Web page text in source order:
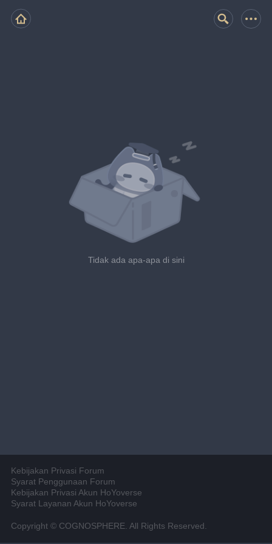
Tidak ada apa-apa di sini
Kebijakan Privasi Forum
Syarat Penggunaan Forum
Kebijakan Privasi Akun HoYoverse
Syarat Layanan Akun HoYoverse
Copyright © COGNOSPHERE. All Rights Reserved.